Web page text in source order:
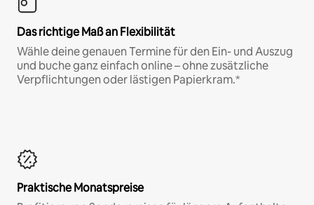
Das richtige Maß an Flexibilität
Wähle deine genauen Termine für den Ein- und Auszug
und buche ganz einfach online – ohne zusätzliche
Verpflichtungen oder lästigen Papierkram.*
Praktische Monatspreise